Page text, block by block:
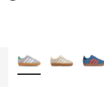
Plus de couleurs